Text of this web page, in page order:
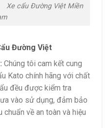
Việt Miền
Đường Việt
Chúng tôi cam kết cung
Kato chính hãng với chất
đều được kiểm tra
vào sử dụng, đảm bảo
về an toàn và hiệu